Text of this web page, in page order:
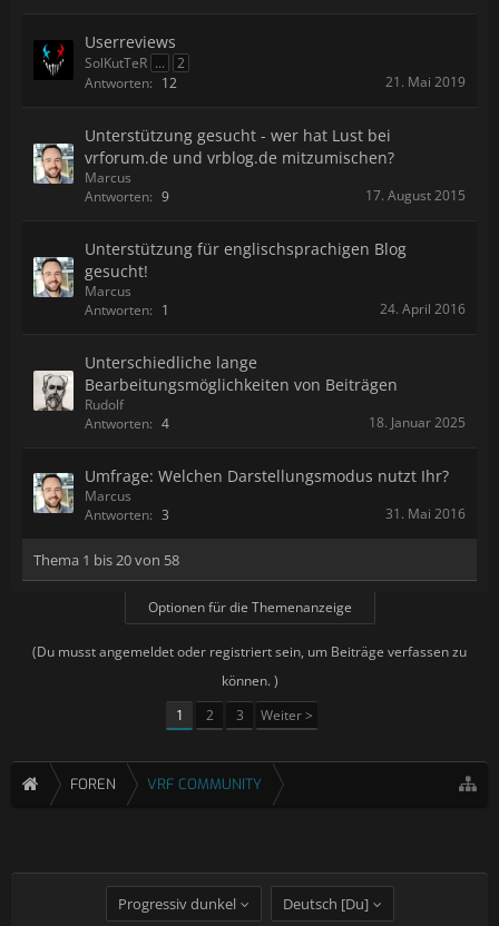
Userreviews
SolKutTeR ...
2
Antworten: 12 21. Mai 2019
Unterstützung gesucht - wer hat Lust bei
vrforum.de und vrblog.de mitzumischen?
Marcus
Antworten: 9 17. August 2015
Unterstützung für englischsprachigen Blog
gesucht!
Marcus
Antworten: 1 24. April 2016
Unterschiedliche lange
Bearbeitungsmöglichkeiten von Beiträgen
Rudolf
Antworten: 4 18. Januar 2025
Umfrage: Welchen Darstellungsmodus nutzt Ihr?
Marcus
Antworten: 3 31. Mai 2016
Thema 1 bis 20 von 58
Optionen für die Themenanzeige
(Du musst angemeldet oder registriert sein, um Beiträge verfassen zu
können. )
1
2 3 Weiter >
FOREN VRF COMMUNITY
Progressiv dunkel Deutsch [Du]